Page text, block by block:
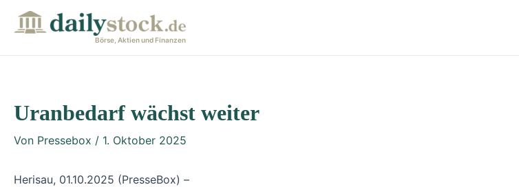
Inhalt
Börse, Aktien und Finanzen
Uranbedarf wächst weiter
Von Pressebox / 1. Oktober 2025
Herisau, 01.10.2025 (PresseBox) –
navigation